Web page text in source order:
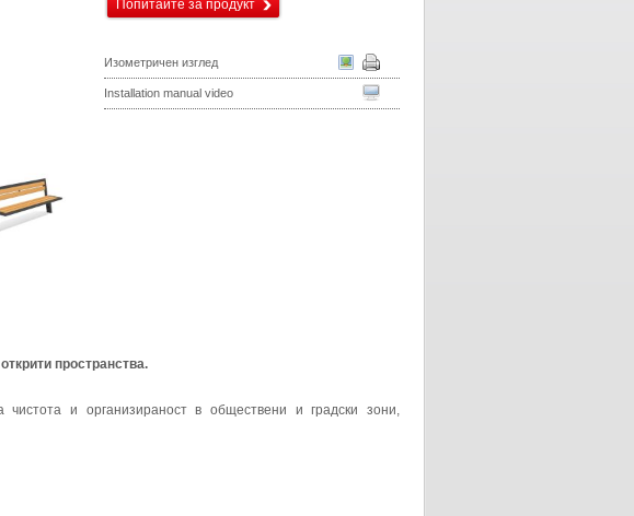
Попитайте за продукт
Изометричен изглед
Installation manual video
пространства.
и организираност в обществени и градски зони,